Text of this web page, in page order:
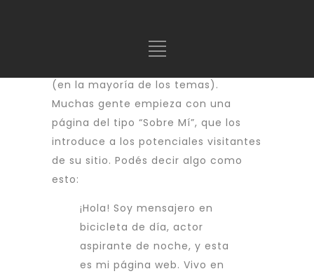
va a quedar en un solo lugar y va a
(en la mayoría de los temas).
Muchas gente empieza con una
página del tipo “Sobre Mí”, que los
introduce a los potenciales visitantes
de su sitio. Podés decir algo como
esto:
¡Hola! Soy mensajero en
bicicleta de día, actor
aspirante de noche, y esta
es mi página web. Vivo en